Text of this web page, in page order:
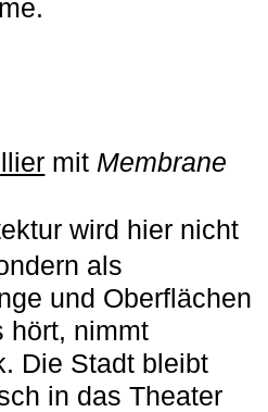
mit ­ Membrane
wird hier nicht
als
und Oberflächen
hört, nimmt
Die Stadt bleibt
in das Theater